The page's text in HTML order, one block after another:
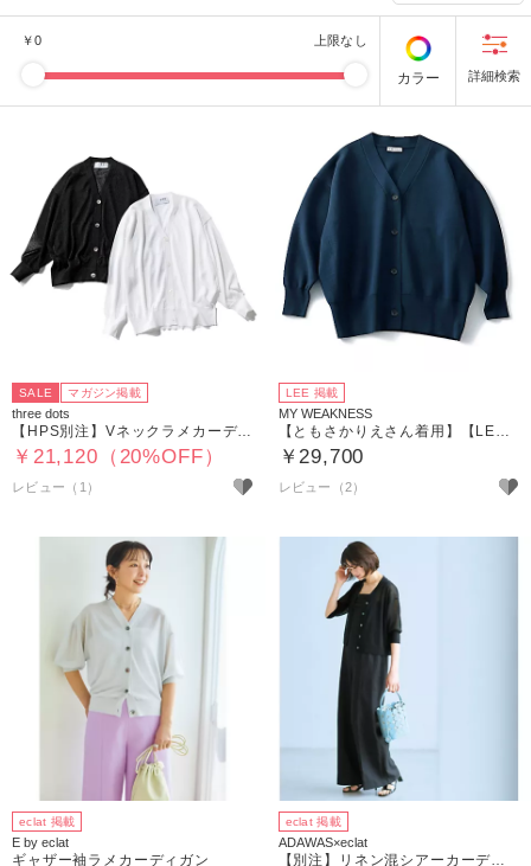
￥0 上限なし
カラー
SALE マガジン掲載
three dots
【HPS別注】Vネックラメカーディガン
￥21,120（20%OFF）
レビュー（1）
LEE 掲載
MY WEAKNESS
￥29,700
レビュー（2）
eclat 掲載
E by eclat
ギャザー袖ラメカーディガン
eclat 掲載
ADAWAS×eclat
【別注】リネン混シアーカーディガン